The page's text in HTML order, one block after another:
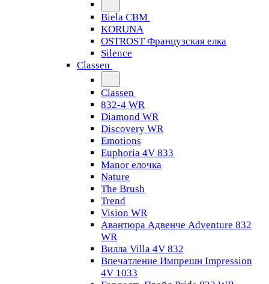
Biela CBM
KORUNA
OSTROST Французская елка
Silence
Classen
Classen
832-4 WR
Diamond WR
Discovery WR
Emotions
Euphoria 4V 833
Manor елочка
Nature
The Brush
Trend
Vision WR
Авантюра Адвенче Adventure 832
WR
Вилла Villa 4V 832
Впечатление Импрешн Impression
4V 1033